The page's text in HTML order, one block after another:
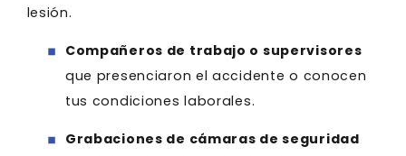
lesión.
Compañeros de trabajo o supervisores
que presenciaron el accidente o conocen
tus condiciones laborales.
Grabaciones de cámaras de seguridad